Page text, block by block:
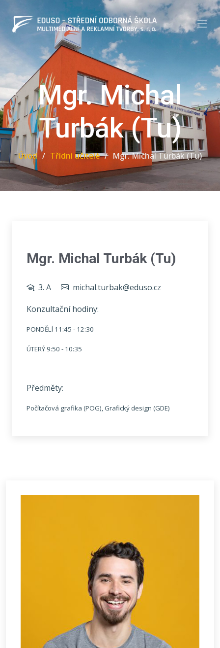
Mgr. Michal
Turbák (Tu)
Úvod Třídní učitelé Mgr. Michal Turbák (Tu)
Mgr. Michal Turbák (Tu)
3. A
michal.turbak@eduso.cz
Konzultační hodiny:
PONDĚLÍ 11:45 - 12:30
ÚTERÝ 9:50 - 10:35
Předměty:
Počítačová grafika (POG), Grafický design (GDE)